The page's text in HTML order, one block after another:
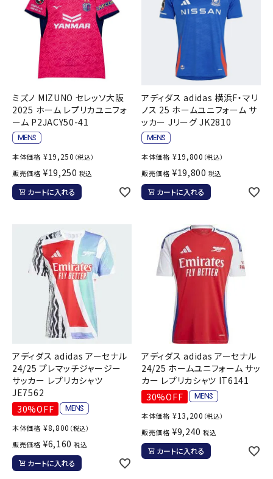
ミズノ MIZUNO セレッソ大阪
2025 ホーム レプリカユニフォ
ーム P2JACY50-41
本体価格 ¥19,250 （税込）
販売価格 ¥19,250 税込
カートに入れる
アディダス adidas 横浜F・マリ
ノス 25 ホームユニフォーム サ
ッカー Jリーグ JK2810
本体価格 ¥19,800 （税込）
販売価格 ¥19,800 税込
カートに入れる
アディダス adidas アーセナル
24/25 プレマッチジャージー
サッカー レプリカシャツ
JE7562
30%OFF
本体価格 ¥8,800 （税込）
販売価格 ¥6,160 税込
カートに入れる
アディダス adidas アーセナル
24/25 ホームユニフォーム サッ
カー レプリカシャツ IT6141
30%OFF
本体価格 ¥13,200 （税込）
販売価格 ¥9,240 税込
カートに入れる